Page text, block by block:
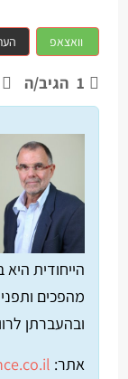
וואצאפ
1 הגיב/ה
הייחודית
מהפכים
ובהעברתן
אתר: